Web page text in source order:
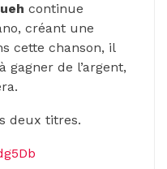
continue
créant une
cette chanson, il
de l’argent,
deux titres.